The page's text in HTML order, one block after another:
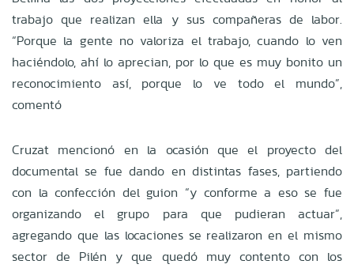
trabajo que realizan ella y sus compañeras de labor.
“Porque la gente no valoriza el trabajo, cuando lo ven
haciéndolo, ahí lo aprecian, por lo que es muy bonito un
reconocimiento así, porque lo ve todo el mundo”,
comentó
Cruzat mencionó en la ocasión que el proyecto del
documental se fue dando en distintas fases, partiendo
con la confección del guion “y conforme a eso se fue
organizando el grupo para que pudieran actuar”,
agregando que las locaciones se realizaron en el mismo
sector de Pilén y que quedó muy contento con los